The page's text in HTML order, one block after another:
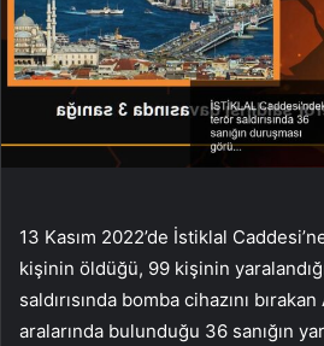
13 Kasım 2022’de İstiklal
kişinin öldüğü, 99 kişinin
saldırısında bomba cihazını
aralarında bulunduğu 36 sanığın